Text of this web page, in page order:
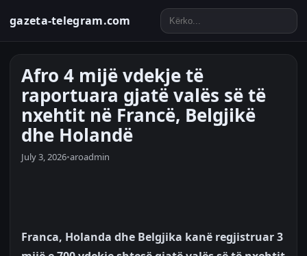
gazeta-telegram.com
Afro 4 mijë vdekje të
raportuara gjatë valës së të
nxehtit në Francë, Belgjikë
dhe Holandë
July 3, 2026•aroadmin
Franca, Holanda dhe Belgjika kanë regjistruar 3